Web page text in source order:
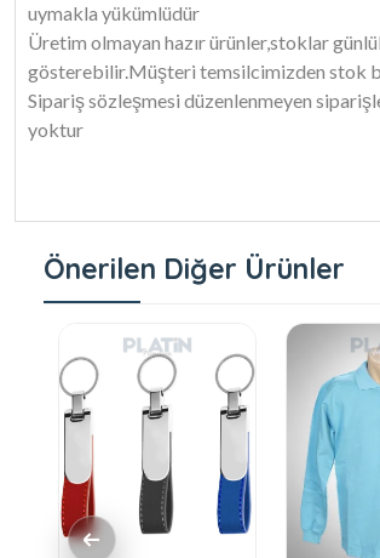
uymakla yükümlüdür
Üretim olmayan hazır ürünler,stoklar
gösterebilir.Müşteri temsilcimizden stok
Sipariş sözleşmesi düzenlenmeyen
yoktur
Önerilen Diğer Ürünler